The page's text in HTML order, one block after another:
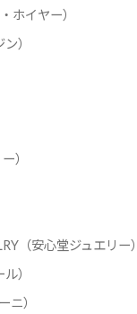
ホイヤー）
）
）
（安心堂ジュエリー）
）
ニ）